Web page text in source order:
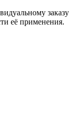
заказу
её применения.